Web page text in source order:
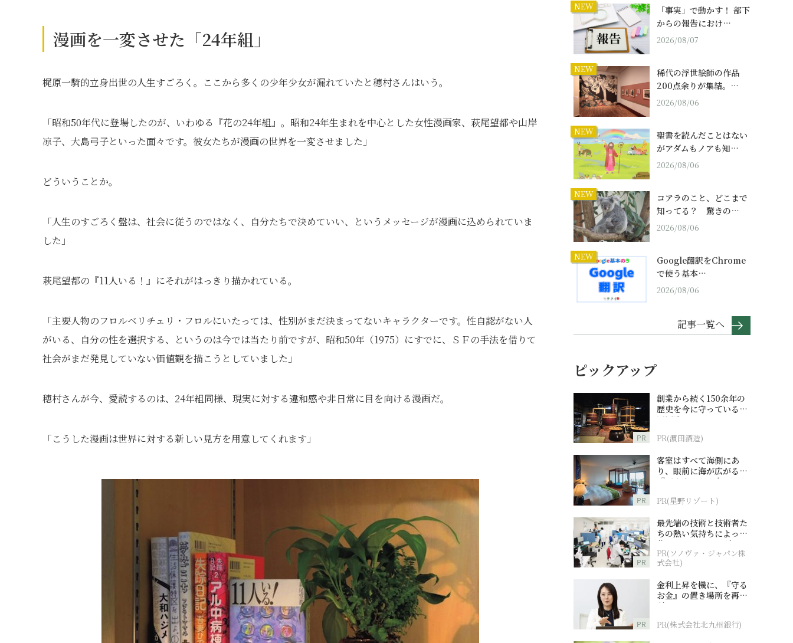
漫画を一変させた「24年組」
梶原一騎的立身出世の人生すごろく。ここから多くの少年少女が漏れていたと穂村さんはいう。
「昭和50年代に登場したのが、いわゆる『花の24年組』。昭和24年生まれを中心とした女性漫画家、萩尾望都や山岸
凉子、大島弓子といった面々です。彼女たちが漫画の世界を一変させました」
どういうことか。
「人生のすごろく盤は、社会に従うのではなく、自分たちで決めていい、というメッセージが漫画に込められていま
した」
萩尾望都の『11人いる！』にそれがはっきり描かれている。
「主要人物のフロルベリチェリ・フロルにいたっては、性別がまだ決まってないキャラクターです。性自認がない人
がいる、自分の性を選択する、というのは今では当たり前ですが、昭和50年（1975）にすでに、ＳＦの手法を借りて
社会がまだ発見していない価値観を描こうとしていました」
穂村さんが今、愛読するのは、24年組同様、現実に対する違和感や非日常に目を向ける漫画だ。
「こうした漫画は世界に対する新しい見方を用意してくれます」
NEW
「事実」で動かす！ 部下
からの報告におけ…
2026/08/07
NEW
稀代の浮世絵師の作品
200点余りが集結。…
2026/08/06
NEW
聖書を読んだことはない
がアダムもノアも知…
2026/08/06
NEW
コアラのこと、どこまで
知ってる？ 驚きの…
2026/08/06
NEW
Google翻訳をChrome
で使う基本…
2026/08/06
記事一覧へ
ピックアップ
PR
創業から続く150余年の
歴史を今に守っている濵
田酒造
PR(濵田酒造)
PR
客室はすべて海側にあ
り、眼前に海が広がる
『西表島ホテル by 星野
PR(星野リゾート)
PR
最先端の技術と技術者た
ちの熱い気持ちによって
作られているオーダーメ
イド補聴器
PR(ソノヴァ・ジャパン株
式会社)
PR
金利上昇を機に、『守る
お金』の置き場所を再検
討
PR(株式会社北九州銀行)